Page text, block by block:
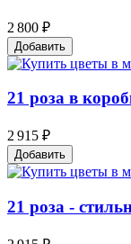
2 800 ₽
Добавить
21 роза в
2 915 ₽
Добавить
21 роза -